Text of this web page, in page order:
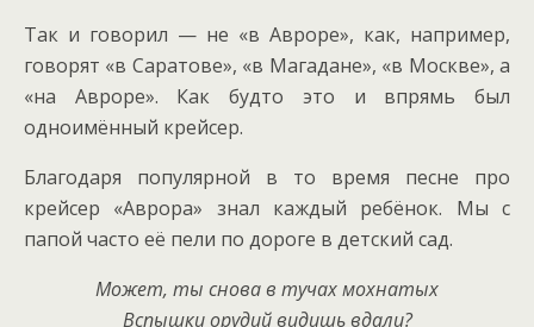
Так и говорил — не «в Авроре», как, например,
говорят «в Саратове», «в Магадане», «в Москве», а
«на Авроре». Как будто это и впрямь был
одноимённый крейсер.
Благодаря популярной в то время песне про
крейсер «Аврора» знал каждый ребёнок. Мы с
папой часто её пели по дороге в детский сад.
Может, ты снова в тучах мохнатых
Вспышки орудий видишь вдали?